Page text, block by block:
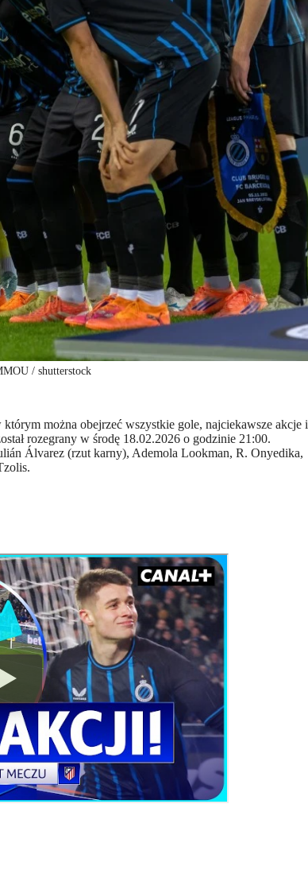
/ shutterstock
można obejrzeć wszystkie gole, najciekawsze akcje i
rozegrany w środę 18.02.2026 o godzinie 21:00.
Álvarez (rzut karny), Ademola Lookman, R. Onyedika,